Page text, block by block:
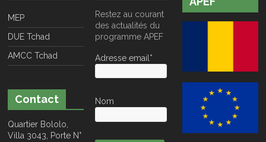
MEP
DUE Tchad
AMCC Tchad
Contact
Quartier Bololo,
Villa 3043, Porte N°
Restez au courant
des actualités du
programme APEF
Adresse email*
Nom